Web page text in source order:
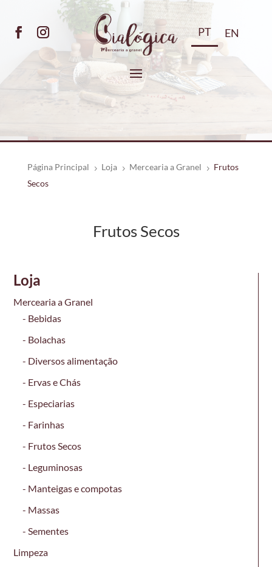
PT EN
Página Principal 5 Loja 5 Mercearia a Granel 5 Frutos
Secos
Frutos Secos
Loja
Mercearia a Granel
Bebidas
Bolachas
Diversos alimentação
Ervas e Chás
Especiarias
Farinhas
Frutos Secos
Leguminosas
Manteigas e compotas
Massas
Sementes
Limpeza